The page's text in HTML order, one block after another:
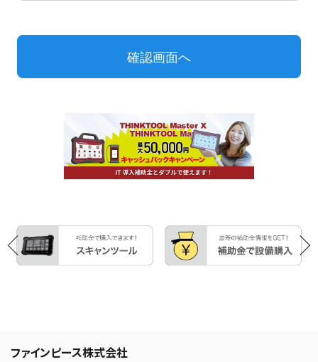
ファインピース株式会社